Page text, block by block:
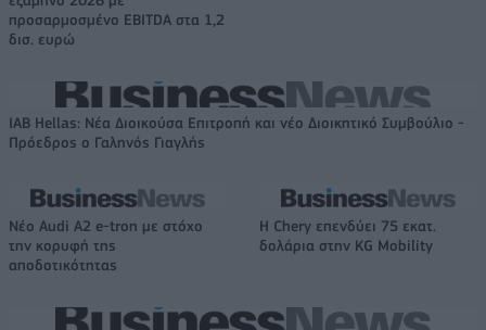
προσαρμοσμένο EBITDA στα 1,2
δισ. ευρώ
IAB Hellas: Νέα Διοικούσα Επιτροπή και νέο Διοικητικό Συμβούλιο -
Πρόεδρος ο Γαληνός Γιαγλής
Νέο Audi A2 e-tron με στόχο
την κορυφή της
αποδοτικότητας
Η Chery επενδύει 75 εκατ.
δολάρια στην KG Mobility